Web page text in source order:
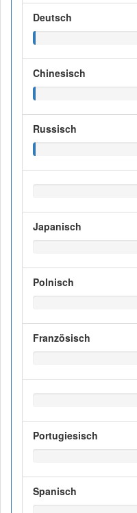
Deutsch
Chinesisch
Russisch
Japanisch
Polnisch
Französisch
Portugiesisch
Spanisch